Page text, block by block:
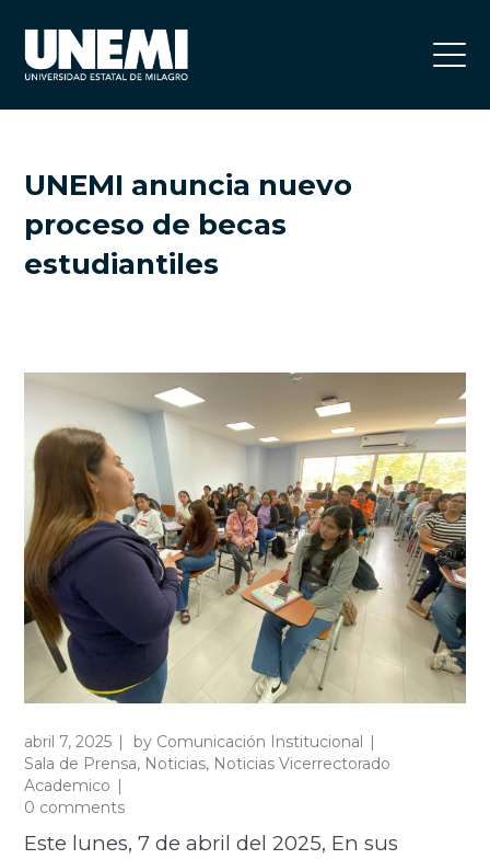
UNEMI anuncia nuevo
proceso de becas
estudiantiles
abril 7, 2025 by Comunicación Institucional
Sala de Prensa, Noticias, Noticias Vicerrectorado
Academico
0 comments
Este lunes, 7 de abril del 2025, En sus